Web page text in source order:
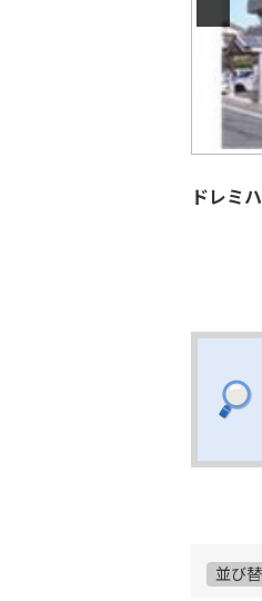
ドレミ
並び